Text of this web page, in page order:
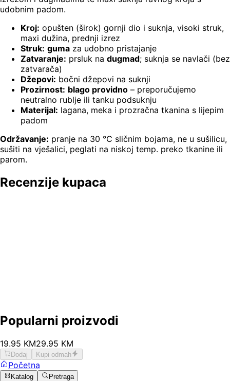
udobnim padom.
Kroj: opušten (širok) gornji dio i suknja, visoki struk,
maxi dužina, prednji izrez
Struk: guma za udobno pristajanje
Zatvaranje: prsluk na dugmad; suknja se navlači (bez
zatvarača)
Džepovi: bočni džepovi na suknji
Prozirnost: blago providno – preporučujemo
neutralno rublje ili tanku podsuknju
Materijal: lagana, meka i prozračna tkanina s lijepim
padom
Održavanje: pranje na 30 °C sličnim bojama, ne u sušilicu,
sušiti na vješalici, peglati na niskoj temp. preko tkanine ili
parom.
Recenzije kupaca
Popularni proizvodi
19.95 KM29.95 KM
Dodaj Kupi odmah
Početna
Katalog Pretraga